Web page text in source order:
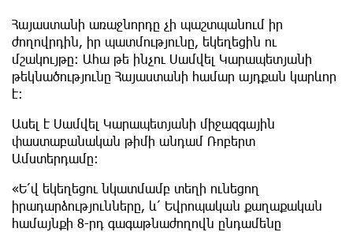
Հայաստանի առաջնորդը չի պաշտպանում իր
ժողովրդին, իր պատմությունը, եկեղեցին ու
մշակույթը։ Ահա թե ինչու Սամվել Կարապետյանի
թեկնածությունը Հայաստանի համար այդքան կարևոր
է։
Ասել է Սամվել Կարապետյանի միջազգային
փաստաբանական թիմի անդամ Ռոբերտ
Ամստերդամը։
«Ե՛վ եկեղեցու նկատմամբ տեղի ունեցող
իրադարձությունները, և՛ Եվրոպական քաղաքական
համայնքի 8-րդ գագաթնաժողովն ընդամենը